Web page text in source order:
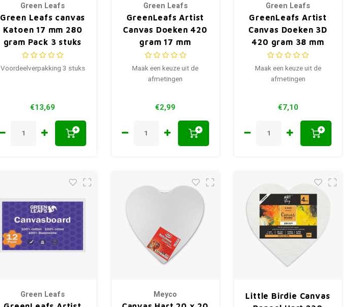
Green Leafs
Green Leafs canvas
Katoen 17 mm 280
gram Pack 3 stuks
Voordeelverpakking 3 stuks
€13,69
+
Green Leafs
GreenLeafs Artist
Canvas Doeken 420
gram 17 mm
Maak een keuze uit de
afmetingen
€2,99
+
Green Leafs
GreenLeafs Artist
Canvas Doeken 3D
420 gram 38 mm
Maak een keuze uit de
afmetingen
€7,10
+
Green Leafs Meyco
Little Birdie Canvas